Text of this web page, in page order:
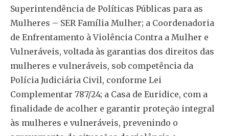
Superintendência de Políticas Públicas para as
Mulheres – SER Família Mulher; a Coordenadoria
de Enfrentamento à Violência Contra a Mulher e
Vulneráveis, voltada às garantias dos direitos das
mulheres e vulneráveis, sob competência da
Polícia Judiciária Civil, conforme Lei
Complementar 787/24; a Casa de Euridice, com a
finalidade de acolher e garantir proteção integral
às mulheres e vulneráveis, prevenindo o